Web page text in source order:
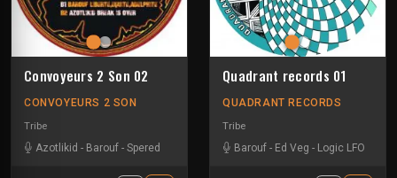
Convoyeurs 2 Son 02
CONVOYEURS 2 SON
Tribe
Azotlikid - Barouf - Spered
Quadrant records 01
QUADRANT RECORDS
Tribe
Barouf - Ed Veg - Logic LFO